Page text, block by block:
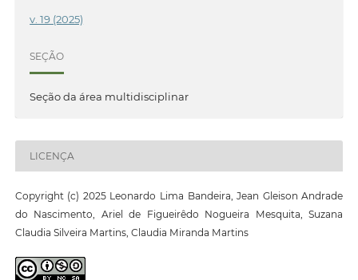
v. 19 (2025)
SEÇÃO
Seção da área multidisciplinar
LICENÇA
Copyright (c) 2025 Leonardo Lima Bandeira, Jean Gleison Andrade
do Nascimento, Ariel de Figueirêdo Nogueira Mesquita, Suzana
Claudia Silveira Martins, Claudia Miranda Martins